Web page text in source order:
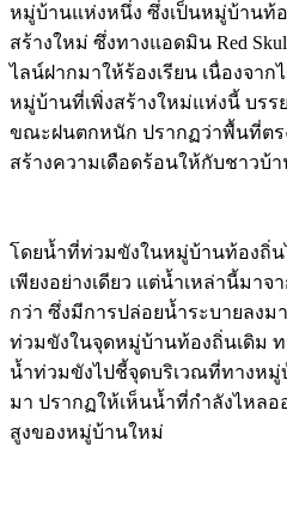
หมู่บ้านแห่งหนึ่ง ซึ่งเป็นหมู่บ้านท้
สร้างใหม่ ซึ่งทางแอดมิน Red
ไลน์ฝากมาให้ร้องเรียน เนื่องจา
หมู่บ้านที่เพิ่งสร้างใหม่แห่งนี้ บรร
ขณะฝนตกหนัก ปรากฏว่าพื้นที่ต
สร้างความเดือดร้อนให้กับชาวบ้
โดยน้ำที่ท่วมขังในหมู่บ้านท้องถิ่
เพียงอย่างเดียว แต่น้ำเหล่านี้มา
กว่า ซึ่งมีการปล่อยน้ำระบายลง
ท่วมขังในจุดหมู่บ้านท้องถิ่นเดิม
น้ำท่วมขังไปชี้จุดบริเวณที่ทางห
มา ปรากฏให้เห็นน้ำที่กำลังไหล
สูงของหมู่บ้านใหม่